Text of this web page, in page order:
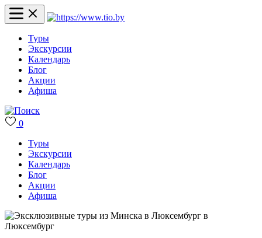
Туры
Экскурсии
Календарь
Блог
Акции
Афиша
0
Туры
Экскурсии
Календарь
Блог
Акции
Афиша